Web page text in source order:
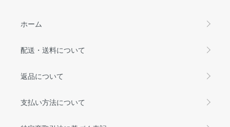
ホーム
配送・送料について
返品について
支払い方法について